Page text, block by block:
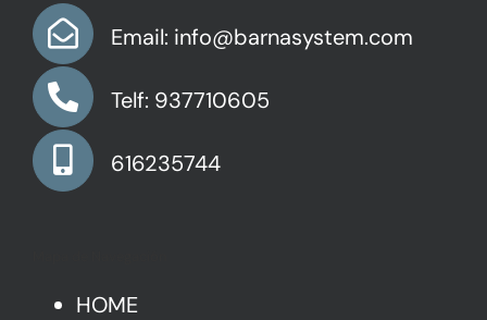
Email: info@barnasystem.com
Telf: 937710605
616235744
HOME